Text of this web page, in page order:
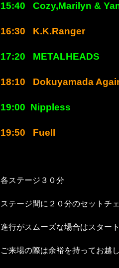
15:40 Cozy,Marilyn &
16:30 K.K.Ranger
17:20 METALHEADS
18:10 Dokuyamada
19:00 Nippless
19:50 Fuell
各ステージ３０分
ステージ間に２０分のセットチ
進行がスムーズな場合はスター
ご来場の際は余裕を持ってお越